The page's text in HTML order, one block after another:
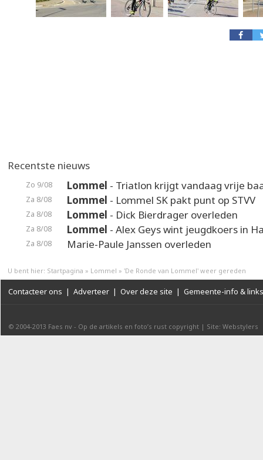
Recentste nieuws
Zo 9/08 Lommel - Triatlon krijgt vandaag vrije
Za 8/08 Lommel - Lommel SK pakt punt op STVV
Za 8/08 Lommel - Dick Bierdrager overleden
Za 8/08 Lommel - Alex Geys wint jeugdkoers in
Za 8/08 Marie-Paule Janssen overleden
U bent hier: Startpagina » Lommel » 'De Ronde van Lommel' weer gereden
Contacteer ons | Adverteer | Over deze site | Gemeente-info & links
© 2004-2013 Faes nv - Op de artikels en foto’s rust copyright | Site: Webstylers